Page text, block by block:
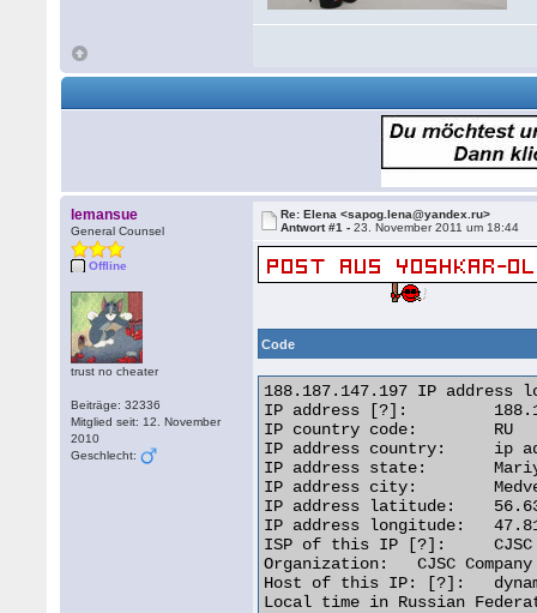
lemansue
General Counsel
Offline
trust no cheater
Beiträge: 32336
Mitglied seit: 12. November
2010
Geschlecht:
Re: Elena <sapog.lena@yandex.ru>
Antwort #1 -23. November 2011 um 18:44
Code
188.187.147.197 IP address
IP address [?]: 	188.187.147.197 [Whois] [Reverse IP]
IP country code: 	RU
IP address country: 	ip address flagRussian Federation
IP address state: 	Mariy-El
IP address city: 	Medvedevo
IP address latitude: 	56.6333
IP address longitude: 	47.8167
ISP of this IP [?]: 	CJSC ER-Telecom Holding
Organization: 	CJSC Company ER-Telecom Yoshkar-Ola
Host of this IP: [?]: 	dynamicip-188-187-147-197.pppoe.yola.ertelecom.ru[Whois] [Trace]
Local time in Russian Federation: 	2011-